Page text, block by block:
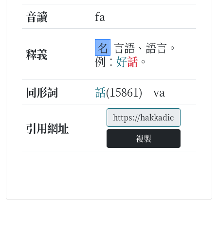
音讀 fa
釋義 名 言語、語言。
例： 好話 。
同形詞
話(15861) va
引用網址
複製